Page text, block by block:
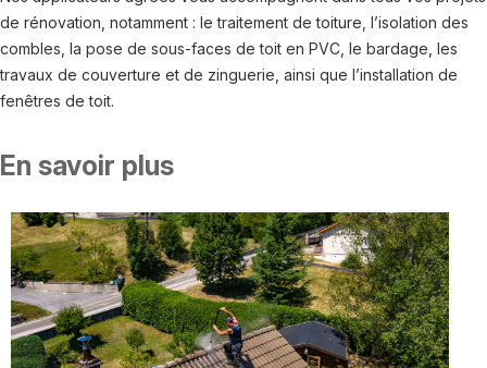
de rénovation, notamment : le traitement de toiture, l’isolation des
combles, la pose de sous-faces de toit en PVC, le bardage, les
travaux de couverture et de zinguerie, ainsi que l’installation de
fenêtres de toit.
En savoir plus